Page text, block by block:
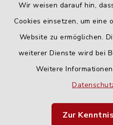
Wir weisen darauf hin,
Cookies einsetzen, um eine
Website zu ermöglichen.
weiterer Dienste wird bei
Weitere
Zur